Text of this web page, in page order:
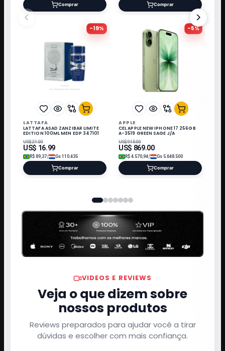
<
Comprar Comprar
-19%
LATTAFA
LATTAFA ASAD ZANZIBAR LIMITE
EDITION 100ML MEN EDP 347101
US$21.00
US$ 16.99
R$ 89,37/ Gs 110.435
Comprar
-5%
APPLE
CEL APPLE NEW IPHONE 17 256GB
A-3519 GREEN SAGE J/A
US$915.00
US$ 869.00
R$ 4.570,94/ Gs 5.648.500
Comprar
>
VIDEOS E REVIEWS
Veja o que dizem sobre
nossos produtos
Reviews preparados para ajudar você a tirar
dúvidas e escolher com mais confiança.